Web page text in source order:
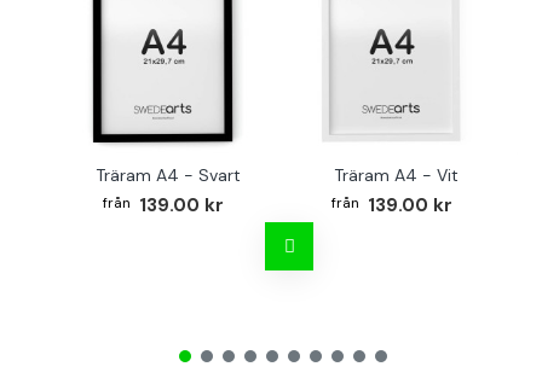
Träram A4 - Svart
139.00 kr
Träram A4 - Vit
139.00 kr